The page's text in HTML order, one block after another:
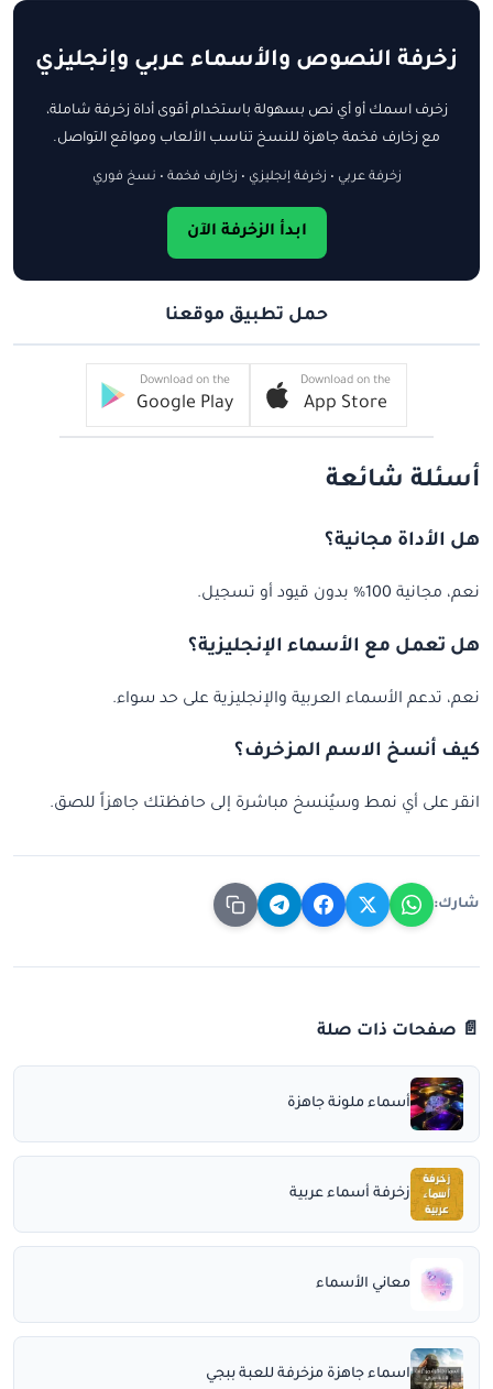
زخرفة النصوص والأسماء عربي وإنجليزي
زخرف اسمك أو أي نص بسهولة باستخدام أقوى أداة زخرفة شاملة،
مع زخارف فخمة جاهزة للنسخ تناسب الألعاب ومواقع التواصل.
زخرفة عربي • زخرفة إنجليزي • زخارف فخمة • نسخ فوري
ابدأ الزخرفة الآن
حمل تطبيق موقعنا
Download on the
App Store
Download on the
Google Play
أسئلة شائعة
هل الأداة مجانية؟
نعم، مجانية 100% بدون قيود أو تسجيل.
هل تعمل مع الأسماء الإنجليزية؟
نعم، تدعم الأسماء العربية والإنجليزية على حد سواء.
كيف أنسخ الاسم المزخرف؟
انقر على أي نمط وسيُنسخ مباشرة إلى حافظتك جاهزاً للصق.
شارك:
📄 صفحات ذات صلة
أسماء ملونة جاهزة
زخرفة أسماء عربية
معاني الأسماء
اسماء جاهزة مزخرفة للعبة ببجي